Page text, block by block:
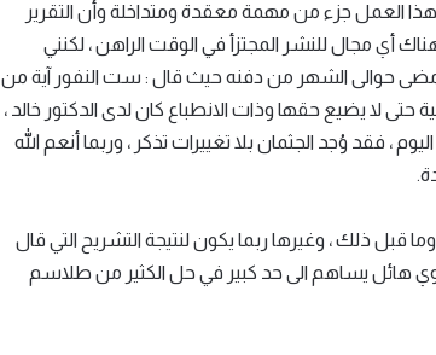
العمل جزء من مهمة معقدة ومتداخلة وأن التقرير
أي مجال للنشر المجتزأ في الوقت الراهن ، لكنني
حوالى الشهر من دفنه حيث قال : ست النفور آية من
حتى لا يضيع حقها وذات الانطباع كان لدى الدكتور خالد ،
، فقد وُجد الجثمان بلا تغييرات تذكر ، وربما أنعم الله
ذلك ، وغيرها ربما يكون لنتيجة التشريح التي قال
هائل يساهم الى حد كبير في حل الكثير من طلاسم